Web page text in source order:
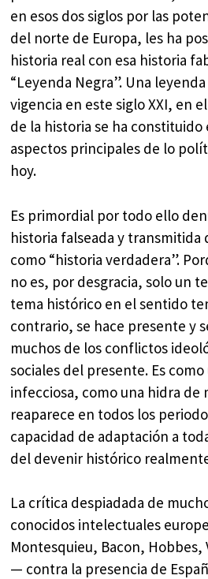
en esos dos siglos por las
del norte de Europa, les ha
historia real con esa historia
“Leyenda Negra”. Una
vigencia en este siglo XXI, en
de la historia se ha constituido
aspectos principales de lo
hoy.
Es primordial por todo ello
historia falseada y transmitida
como “historia verdadera”.
no es, por desgracia, solo un
tema histórico en el sentido
contrario, se hace presente y
muchos de los conflictos
sociales del presente. Es
infecciosa, como una hidra de
reaparece en todos los
capacidad de adaptación a
del devenir histórico
La crítica despiadada de
conocidos intelectuales
Montesquieu, Bacon,
— contra la presencia de